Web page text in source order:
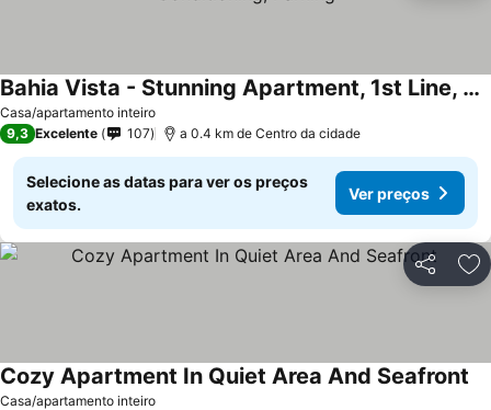
Casa/apartamento inteiro
Bahia Vista - Stunning Apartment, 1st Line, Sea View, Air Conditioning, Parking
Ver preços
9,3 Excelente 107 a 0.4 km de Centro da cidade
Selecione as datas para ver os preços
exatos.
Ver preços
Partilhar
Casa/apartamento inteiro
Cozy Apartment In Quiet Area And Seafront